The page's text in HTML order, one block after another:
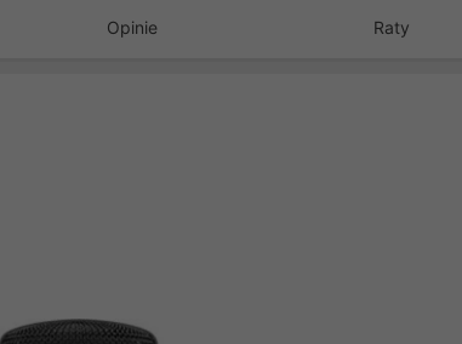
Opinie Raty